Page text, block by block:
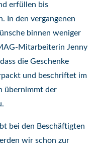
erfüllen bis
In den vergangenen
binnen weniger
Mitarbeiterin Jenny
die Geschenke
und beschriftet im
übernimmt der
bei den Beschäftigten
wir schon zur